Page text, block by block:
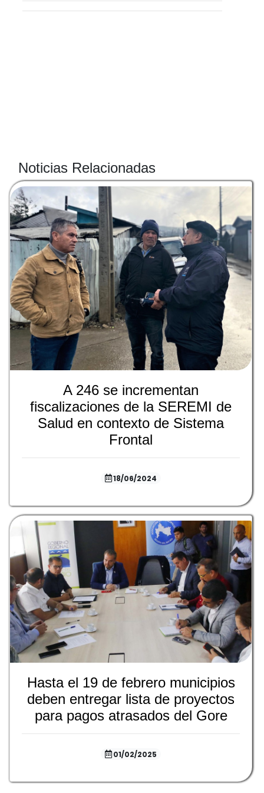
Noticias Relacionadas
A 246 se incrementan
fiscalizaciones de la SEREMI de
Salud en contexto de Sistema
Frontal
18/06/2024
Hasta el 19 de febrero municipios
deben entregar lista de proyectos
para pagos atrasados del Gore
01/02/2025